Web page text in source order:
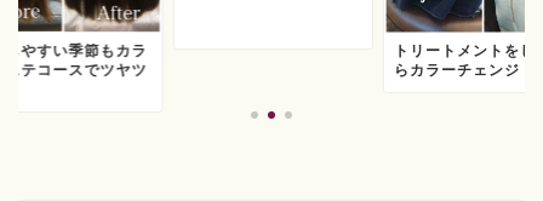
しやすい季節もカラ
ステコースでツヤツ
トリートメントをし
らカラーチェンジ